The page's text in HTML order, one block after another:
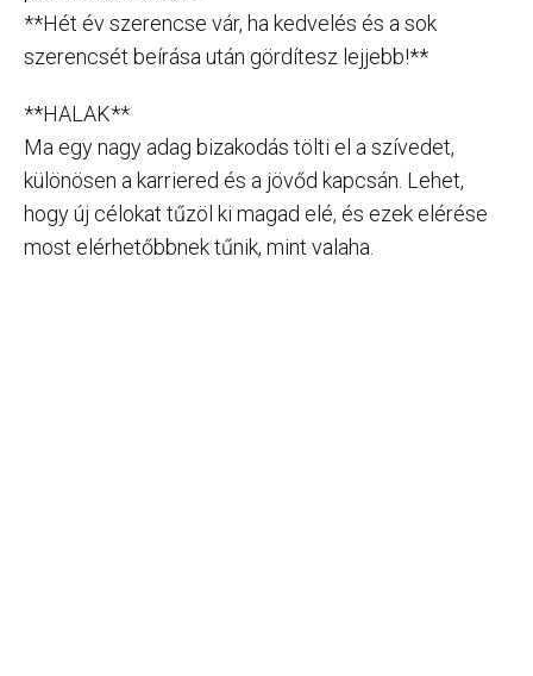
**Hét év szerencse vár, ha kedvelés és a sok
szerencsét beírása után gördítesz lejjebb!**
**HALAK**
Ma egy nagy adag bizakodás tölti el a szívedet,
különösen a karriered és a jövőd kapcsán. Lehet,
hogy új célokat tűzöl ki magad elé, és ezek elérése
most elérhetőbbnek tűnik, mint valaha.